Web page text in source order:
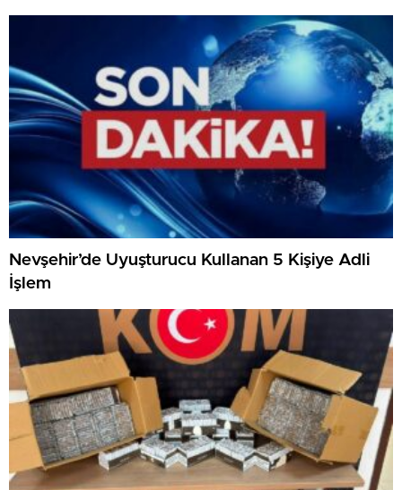
Nevşehir’de Uyuşturucu Kullanan 5 Kişiye Adli
İşlem